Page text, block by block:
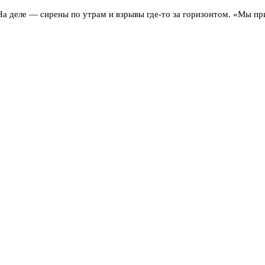
деле — сирены по утрам и взрывы где-то за горизонтом. «Мы